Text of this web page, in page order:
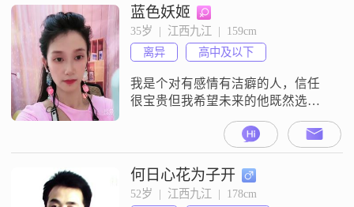
婚生子，能接受离婚的，可以去女
方家附近发展，本人没有不良嗜
好。由于工作中接触不到异性，希
望在这个平台能遇到，最后感谢你
游览完我资料谢谢。
蓝色妖姬
35岁  |  江西九江  |  159cm
离异
高中及以下
我是个对有感情有洁癖的人，信任
很宝贵但我希望未来的他既然选择
我那就要给足了安全感给我，
何日心花为子开
52岁  |  江西九江  |  178cm